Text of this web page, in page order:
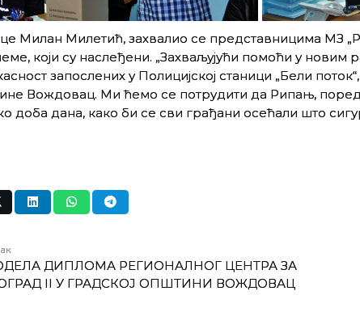
Милан Милетић, захвалио се представницима МЗ
који су наслеђени. „Захваљујући помоћи у новим
запослених у Полицијској станици „Бели
Вождовац. Ми ћемо се потрудити да Рипањ, поред
доба дана, како би се сви грађани осећали што
ДИПЛОМА РЕГИОНАЛНОГ ЦЕНТРА ЗА
II У ГРАДСКОЈ ОПШТИНИ ВОЖДОВАЦ